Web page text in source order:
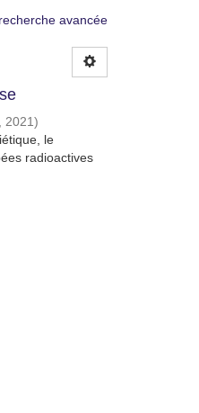
avancée
2021)
le
radioactives